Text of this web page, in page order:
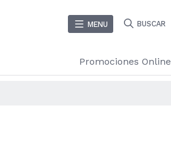
MENU BUSCAR
Promociones Online